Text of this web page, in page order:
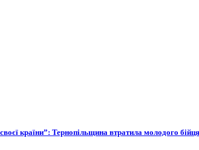
країни”: Тернопільщина втратила молодого бійця